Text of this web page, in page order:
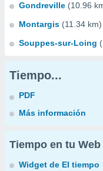
Gondreville (10.96
Montargis (11.34 km)
Souppes-sur-Loing
Tiempo...
PDF
Más información
Tiempo en tu Web
Widget de El tiempo